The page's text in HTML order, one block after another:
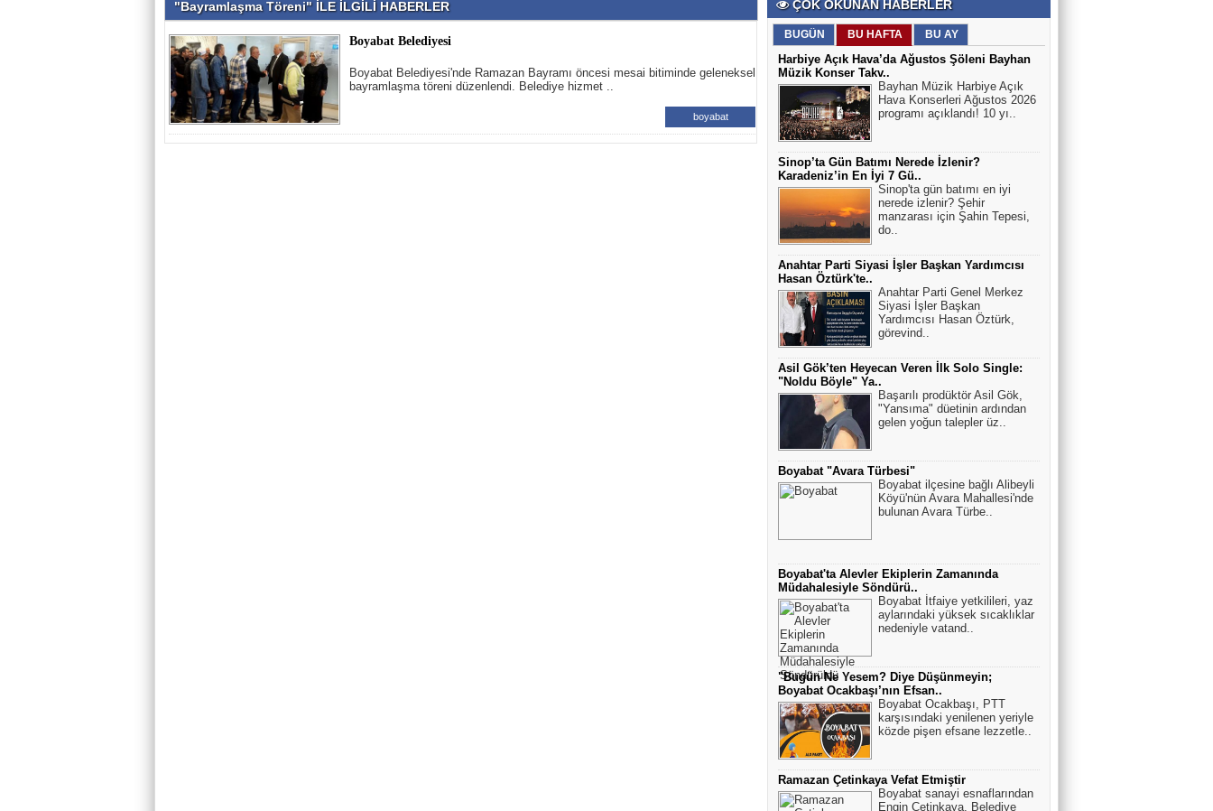
"Bayramlaşma Töreni" İLE İLGİLİ HABERLER
Boyabat Belediyesi
Boyabat Belediyesi'nde Ramazan Bayramı öncesi mesai bitiminde geleneksel
bayramlaşma töreni düzenlendi. Belediye hizmet ..
boyabat
ÇOK OKUNAN HABERLER
BUGÜN BU HAFTA BU AY
Harbiye Açık Hava’da Ağustos Şöleni Bayhan
Müzik Konser Takv..
Bayhan Müzik Harbiye Açık
Hava Konserleri Ağustos 2026
programı açıklandı! 10 yı..
Sinop’ta Gün Batımı Nerede İzlenir?
Karadeniz’in En İyi 7 Gü..
Sinop'ta gün batımı en iyi
nerede izlenir? Şehir
manzarası için Şahin Tepesi,
do..
Anahtar Parti Siyasi İşler Başkan Yardımcısı
Hasan Öztürk'te..
Anahtar Parti Genel Merkez
Siyasi İşler Başkan
Yardımcısı Hasan Öztürk,
görevind..
Asil Gök’ten Heyecan Veren İlk Solo Single:
"Noldu Böyle" Ya..
Başarılı prodüktör Asil Gök,
"Yansıma" düetinin ardından
gelen yoğun talepler üz..
Boyabat "Avara Türbesi"
Boyabat ilçesine bağlı Alibeyli
Köyü'nün Avara Mahallesi'nde
bulunan Avara Türbe..
Boyabat'ta Alevler Ekiplerin Zamanında
Müdahalesiyle Söndürü..
Boyabat İtfaiye yetkilileri, yaz
aylarındaki yüksek sıcaklıklar
nedeniyle vatand..
"Bugün Ne Yesem? Diye Düşünmeyin;
Boyabat Ocakbaşı’nın Efsan..
Boyabat Ocakbaşı, PTT
karşısındaki yenilenen yeriyle
közde pişen efsane lezzetle..
Ramazan Çetinkaya Vefat Etmiştir
Boyabat sanayi esnaflarından
Engin Çetinkaya, Belediye